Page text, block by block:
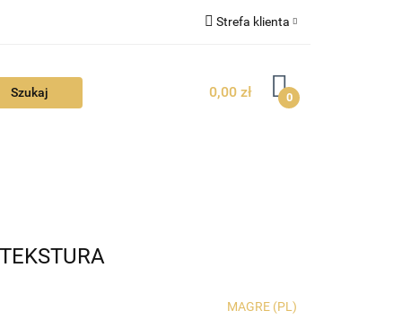
Strefa klienta
Zarejestruj się
0,00 zł 0
MAGRE (PL)